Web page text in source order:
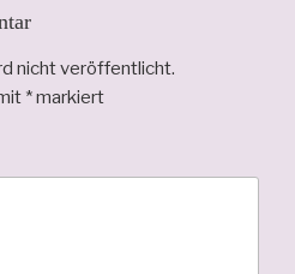
nicht veröffentlicht.
*markiert